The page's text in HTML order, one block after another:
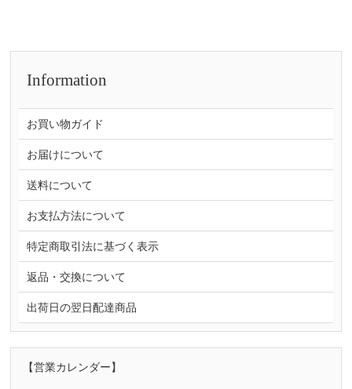
Information
お買い物ガイド
お届けについて
送料について
お支払方法について
特定商取引法に基づく表示
返品・交換について
出荷日の翌日配達商品
【営業カレンダー】